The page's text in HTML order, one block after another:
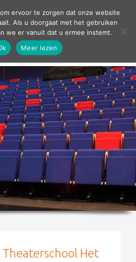
contact
Het
ervoor te zorgen dat onze website
Als u doorgaat met het gebruiken
we er vanuit dat u ermee instemt.
Meer lezen